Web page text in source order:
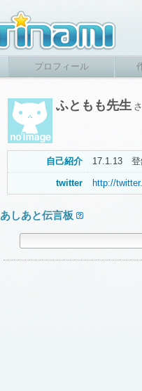
プロフィール
ふともも先生
自己紹介 17.1.13 登
twitter http://
あしあと伝言板